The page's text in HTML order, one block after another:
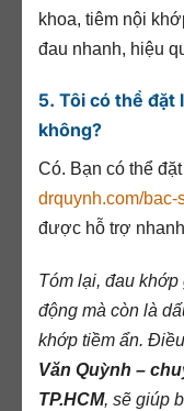
khoa, tiêm nội
đau nhanh, hiệu
5. Tôi có thể đặt
không?
Có. Bạn có thể
drquynh.com/bac-
được hỗ trợ
Tóm lại, đau
động mà còn là
khớp tiềm ẩn.
Văn Quỳnh –
TP.HCM, sẽ giúp